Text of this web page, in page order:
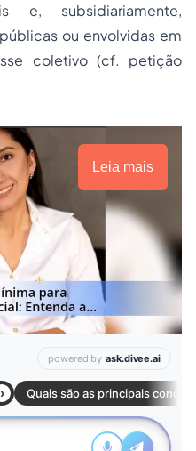
e, subsidiariamente,
ou envolvidas em
coletivo (cf. petição
Leia mais